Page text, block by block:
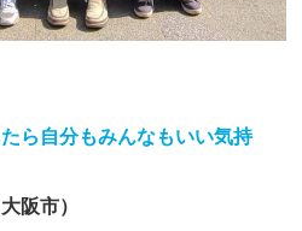
ら自分もみんなもいい気持
阪市）